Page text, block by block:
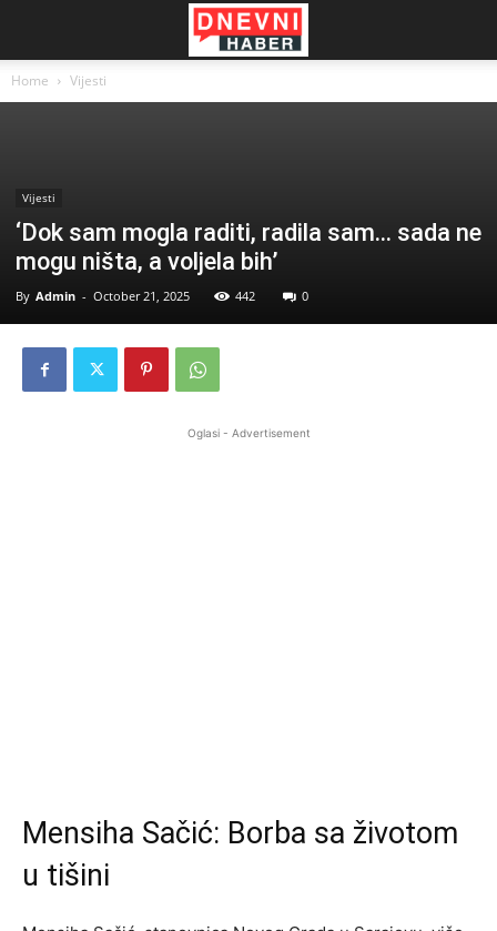
Home Vijesti
Vijesti
‘Dok sam mogla raditi, radila sam… sada ne
mogu ništa, a voljela bih’
By Admin - October 21, 2025 442 0
Oglasi - Advertisement
Mensiha Sačić: Borba sa životom
u tišini